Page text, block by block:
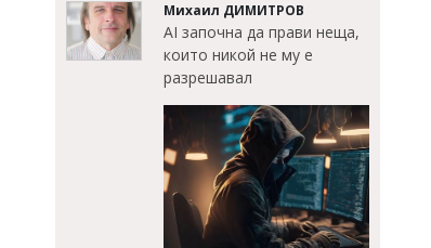
Михаил ДИМИТРОВ
AI започна да прави неща,
които никой не му е
разрешавал